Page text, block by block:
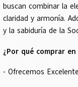
buscan combinar la
claridad y armonía.
y la sabiduría de la
¿Por qué comprar
- Ofrecemos